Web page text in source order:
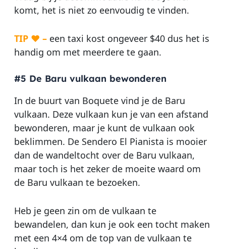
komt, het is niet zo eenvoudig te vinden.
TIP ♥ –een taxi kost ongeveer $40 dus het is
handig om met meerdere te gaan.
#5 De Baru vulkaan bewonderen
In de buurt van Boquete vind je de Baru
vulkaan. Deze vulkaan kun je van een afstand
bewonderen, maar je kunt de vulkaan ook
beklimmen. De Sendero El Pianista is mooier
dan de wandeltocht over de Baru vulkaan,
maar toch is het zeker de moeite waard om
de Baru vulkaan te bezoeken.
Heb je geen zin om de vulkaan te
bewandelen, dan kun je ook een tocht maken
met een 4×4 om de top van de vulkaan te